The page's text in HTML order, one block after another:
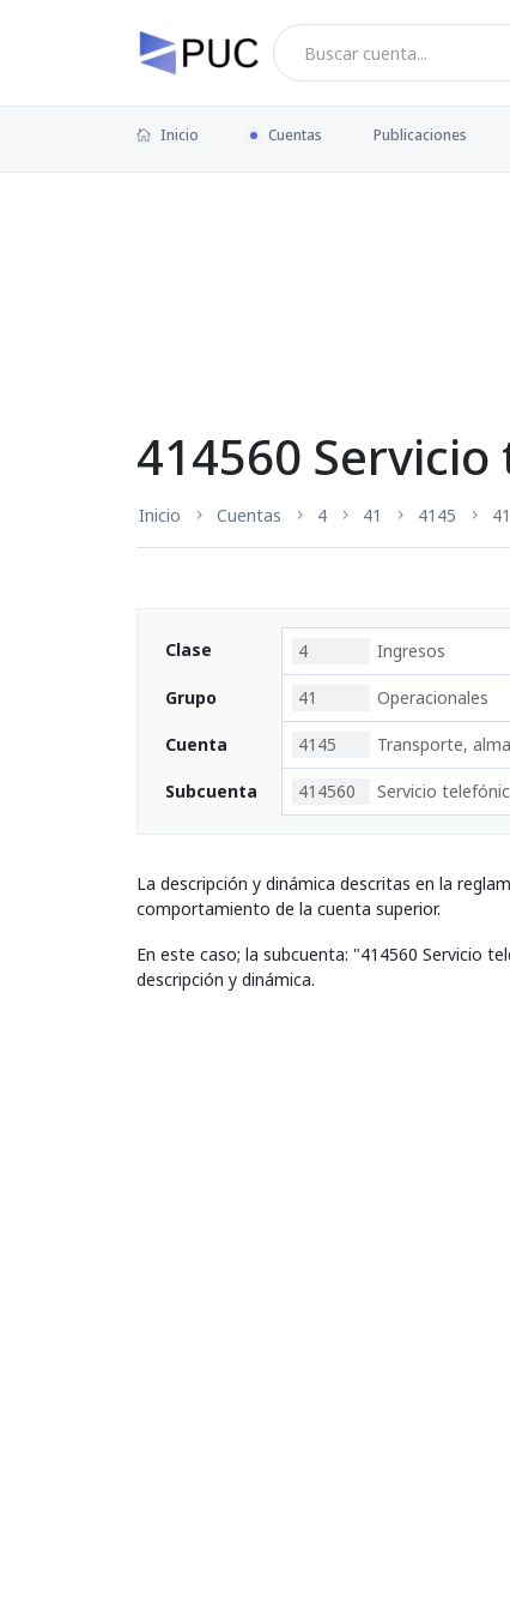
Inicio Cuentas Publicaciones
414560
Inicio Cuentas 4 41 4145
Clase 4 Ingresos
Grupo 41 Operacionales
Cuenta 4145 Transporte,
Subcuenta 414560 Servicio
La descripción y dinámica descritas en la
comportamiento de la cuenta superior.
En este caso; la subcuenta: "414560 Servicio
descripción y dinámica.